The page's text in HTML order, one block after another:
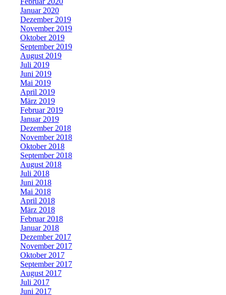
Januar 2020
Dezember 2019
November 2019
Oktober 2019
September 2019
August 2019
Juli 2019
Juni 2019
Mai 2019
April 2019
März 2019
Februar 2019
Januar 2019
Dezember 2018
November 2018
Oktober 2018
September 2018
August 2018
Juli 2018
Juni 2018
Mai 2018
April 2018
März 2018
Februar 2018
Januar 2018
Dezember 2017
November 2017
Oktober 2017
September 2017
August 2017
Juli 2017
Juni 2017